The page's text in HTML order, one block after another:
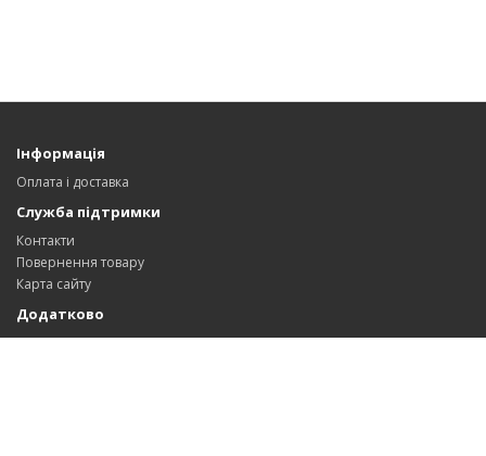
Інформація
Оплата і доставка
Служба підтримки
Контакти
Повернення товару
Карта сайту
Додатково
Партнерська програма